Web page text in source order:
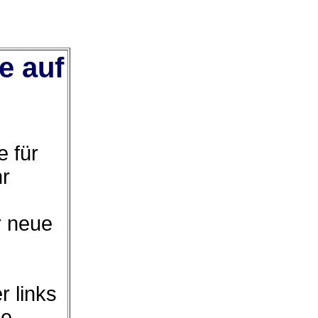
auf
für
neue
links